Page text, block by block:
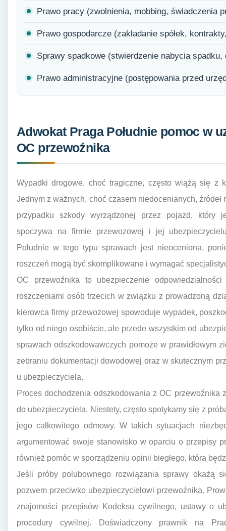
Prawo pracy (zwolnienia, mobbing, świadczenia
Prawo gospodarcze (zakładanie spółek,
Sprawy spadkowe (stwierdzenie nabycia spadku,
Prawo administracyjne (postępowania przed
Adwokat Praga Południe pomoc w
OC przewoźnika
Wypadki drogowe, choć tragiczne, często wiążą się z
Jednym z ważnych, choć czasem niedocenianych,
przypadku szkody wyrządzonej przez pojazd, który
spoczywa na firmie przewozowej i jej
Południe w tego typu sprawach jest nieoceniona,
roszczeń mogą być skomplikowane i wymagać
OC przewoźnika to ubezpieczenie
roszczeniami osób trzecich w związku z prowadzoną
kierowca firmy przewozowej spowoduje wypadek,
tylko od niego osobiście, ale przede wszystkim od
sprawach odszkodowawczych pomoże w prawidłowym
zebraniu dokumentacji dowodowej oraz w skutecznym
u ubezpieczyciela.
Proces dochodzenia odszkodowania z OC przewoźnika
do ubezpieczyciela. Niestety, często spotykamy się z
jego całkowitego odmowy. W takich sytuacjach
argumentować swoje stanowisko w oparciu o przepisy
również pomóc w sporządzeniu opinii biegłego, która
Jeśli próby polubownego rozwiązania sprawy okażą
pozwem przeciwko ubezpieczycielowi przewoźnika.
znajomości przepisów Kodeksu cywilnego, ustawy o
procedury cywilnej. Doświadczony prawnik na